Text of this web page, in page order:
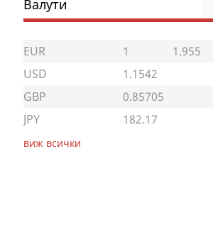
Валути
EUR 1
1.955
USD
1.1542
GBP
0.85705
JPY
182.17
виж всички